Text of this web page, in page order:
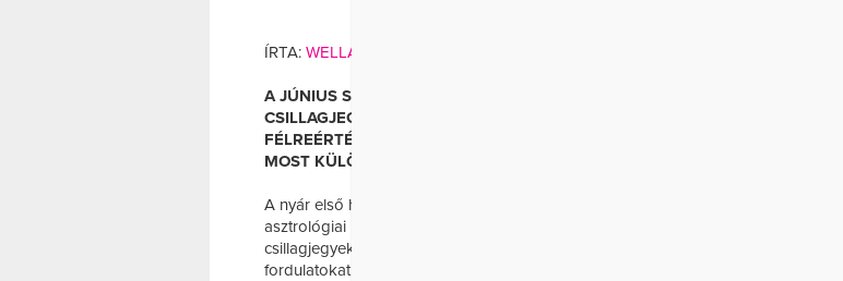
ÍRTA: WELLANDFIT
A JÚNIUS SOKAK SZÁMÁRA ÚJ LEHETŐSÉGEKET HOZ, DE NÉHÁNY
CSILLAGJEGY SZÜLÖTTEI AZ ELSŐ NAPOKBAN INKÁBB AKADÁLYOKKAL ÉS
FÉLREÉRTÉSEKKEL TALÁLKOZHATNAK. MUTATJUK, KIKNEK ÉRDEMES
MOST KÜLÖNÖSEN TÜRELMESNEK ÉS MEGFONTOLTNAK LENNIÜK.
A nyár első hónapja általában a felszabadultságról és az új kezdetekről szól, ám az
asztrológiai hatások nem mindenki számára kedvezőek egyformán. Egyes
csillagjegyek életében a június eleje kisebb-nagyobb feszültségeket, váratlan
fordulatokat vagy elhalasztott terveket hozhat. Ez azonban nem jelenti azt, hogy az